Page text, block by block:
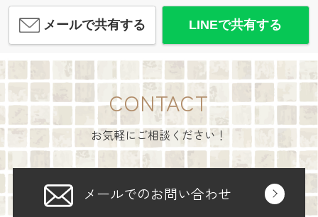
メールで共有する LINEで共有する
CONTACT
お気軽にご相談ください！
メールでのお問い合わせ